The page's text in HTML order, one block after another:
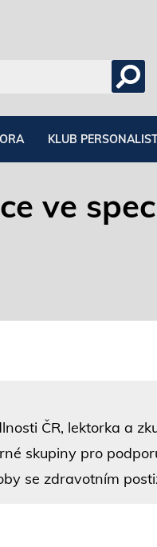
KLUB
ve
ČR, lektorka a
skupiny pro
se zdravotním